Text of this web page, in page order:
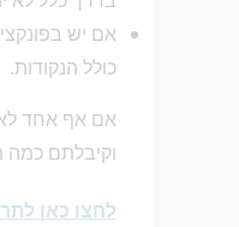
כולל הנקודות.
וקיבלתם כמה
לחצו כאן